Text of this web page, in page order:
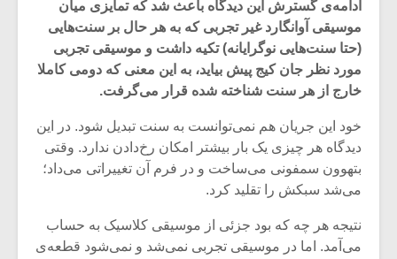
ادامه‌ی گسترش این دیدگاه باعث شد که تمایزی میان
موسیقی آوانگارد غیر تجربی که به هر حال بر سنت‌هایی
(حتا سنت‌هایی نوگرایانه) تکیه داشت و موسیقی تجربی
مورد نظر جان کیج پیش‌ بیاید، به این معنی که دومی کاملا
خارج از هر سنت شناخته شده قرار می‌گرفت.
خود این جریان هم نمی‌توانست به سنت تبدیل شود. در این
دیدگاه هر چیزی یک بار بیشتر امکان رخ‌دادن ندارد. وقتی
بتهوون سمفونی می‌ساخت و در فرم آن تغییراتی می‌داد؛
می‌شد سبکش را تقلید کرد.
نتیجه هر چه که بود جزئی از موسیقی کلاسیک به حساب
می‌آمد. اما در موسیقی تجربی نمی‌شد و نمی‌شود قطعه‌ی
میکلوش روژا موریس ژار